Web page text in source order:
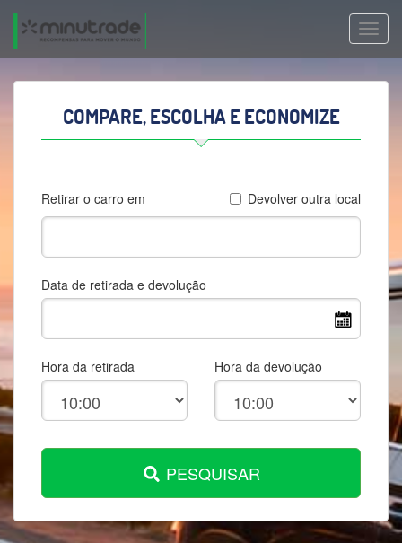
COMPARE, ESCOLHA E ECONOMIZE
Devolver outra local
Retirar o carro em
Data de retirada e devolução
Hora da retirada Hora da devolução
PESQUISAR